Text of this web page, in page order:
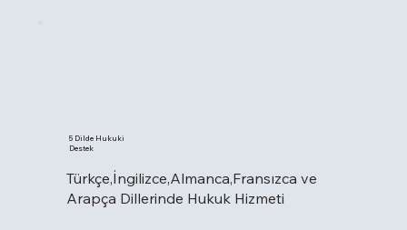
5 Dilde Hukuki
Destek
Türkçe,İngilizce,Almanca,Fransızca ve
Arapça Dillerinde Hukuk Hizmeti